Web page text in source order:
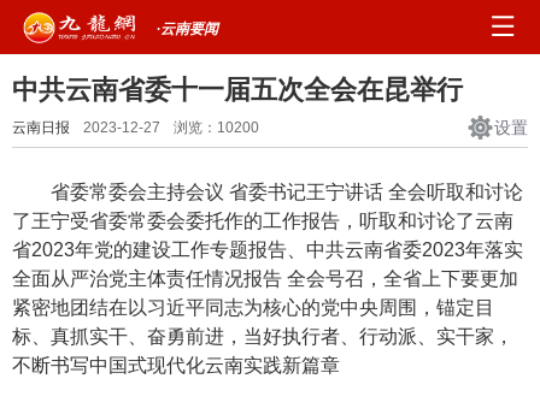
·云南要闻
中共云南省委十一届五次全会在昆举行
云南日报 2023-12-27 浏览： 10200 设置
省委常委会主持会议 省委书记王宁讲话 全会听取和讨论
了王宁受省委常委会委托作的工作报告，听取和讨论了云南
省2023年党的建设工作专题报告、中共云南省委2023年落实
全面从严治党主体责任情况报告 全会号召，全省上下要更加
紧密地团结在以习近平同志为核心的党中央周围，锚定目
标、真抓实干、奋勇前进，当好执行者、行动派、实干家，
不断书写中国式现代化云南实践新篇章